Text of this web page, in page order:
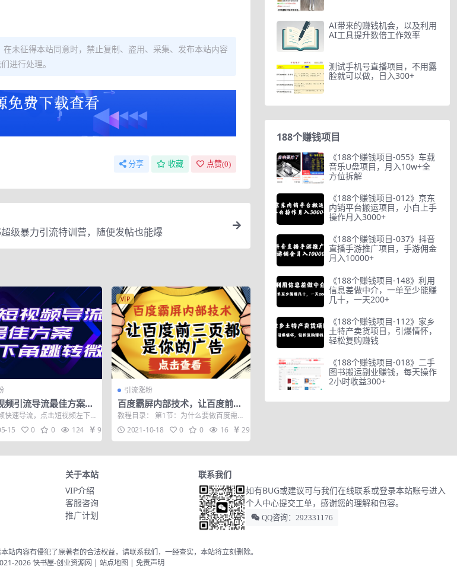
未征得本站同意时，禁止复制、盗用、采集、发布本站内容
进行处理。
分享 收藏 点赞(0)
级暴力引流特训营，随便发帖也能爆
频引流导流最佳方案，
角跳转微信，外面500
润200+
快速导流，点击短视频左下
跳微信。外面500一单，利润
15 0 0 124 9.9
VIP
引流涨粉
百度霸屏内部技术，让百度前三
页都是你的广告
教程目录： 第1节：为什么要做百度需屏
第2节：百度霸屏的核心思维与技术 第3
节...2021-10-18 0 0 16 29
AI带来的赚钱机会，以及利用
AI工具提升数倍工作效率
测试手机号直播项目，不用露
脸就可以做，日入300+
188个赚钱项目
《188个赚钱项目-055》车载
音乐U盘项目，月入10w+全
方位拆解
《188个赚钱项目-012》京东
内销平台搬运项目，小白上手
操作月入3000+
《188个赚钱项目-037》抖音
直播手游推广项目，手游佣金
月入10000+
《188个赚钱项目-148》利用
信息差做中介，一单至少能赚
几十，一天200+
《188个赚钱项目-112》家乡
土特产卖货项目，引爆情怀，
轻松复购赚钱
《188个赚钱项目-018》二手
图书搬运副业赚钱，每天操作
2小时收益300+
关于本站
VIP介绍
客服咨询
推广计划
联系我们
如有BUG或建议可与我们在线联系或登录本站账号进入
个人中心提交工单，感谢您的理解和包容。
QQ咨询：292331176
站内容有侵犯了原著者的合法权益，请联系我们，一经查实，本站将立刻删除。
2026快书屋-创业资源网 | 站点地图 | 免责声明